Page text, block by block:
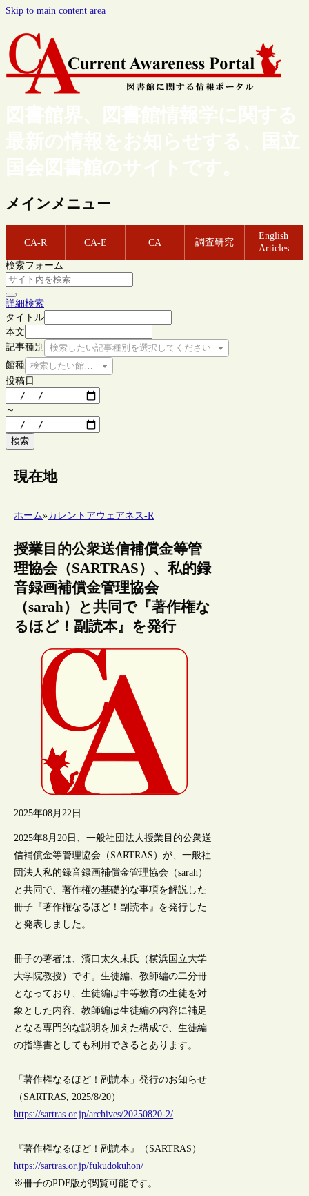
Skip to main content area
図書館界、図書館情報学に関する
最新の情報をお知らせする、国立
国会図書館のサイトです。
メインメニュー
CA-R CA-E CA 調査研究
English
Articles
検索フォーム
詳細検索
タイトル
本文
記事種別
検索したい記事種別を選択してください
館種 検索したい館種を選択してください
投稿日
～
検索
現在地
ホーム»カレントアウェアネス-R
授業目的公衆送信補償金等管
理協会（SARTRAS）、私的録
音録画補償金管理協会
（sarah）と共同で『著作権な
るほど！副読本』を発行
2025年08月22日
2025年8月20日、一般社団法人授業目的公衆送
信補償金等管理協会（SARTRAS）が、一般社
団法人私的録音録画補償金管理協会（sarah）
と共同で、著作権の基礎的な事項を解説した
冊子『著作権なるほど！副読本』を発行した
と発表しました。
冊子の著者は、濱口太久未氏（横浜国立大学
大学院教授）です。生徒編、教師編の二分冊
となっており、生徒編は中等教育の生徒を対
象とした内容、教師編は生徒編の内容に補足
となる専門的な説明を加えた構成で、生徒編
の指導書としても利用できるとあります。
「著作権なるほど！副読本」発行のお知らせ
（SARTRAS, 2025/8/20）
https://sartras.or.jp/archives/20250820-2/
『著作権なるほど！副読本』（SARTRAS）
https://sartras.or.jp/fukudokuhon/
※冊子のPDF版が閲覧可能です。